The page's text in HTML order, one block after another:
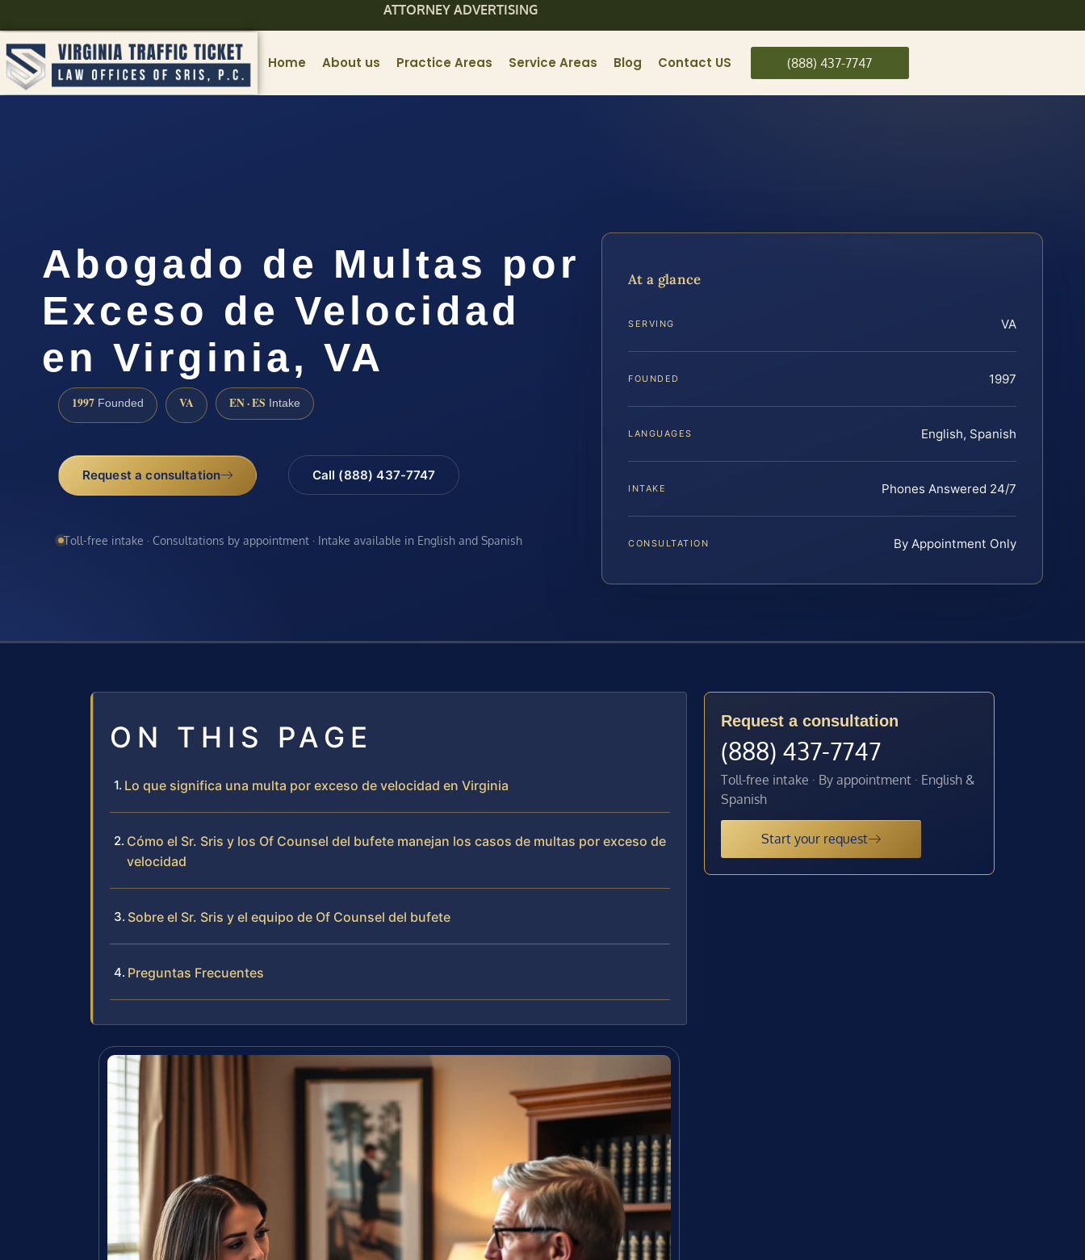
ATTORNEY ADVERTISING
Home About us Practice Areas Service Areas Blog Contact US (888) 437-7747
Abogado de Multas por
Exceso de Velocidad
en Virginia, VA
1997 Founded VA EN · ES Intake
Request a consultation Call (888) 437-7747
Toll-free intake · Consultations by appointment · Intake available in English and Spanish
At a glance
SERVING VA
FOUNDED 1997
LANGUAGES English, Spanish
INTAKE Phones Answered 24/7
CONSULTATION By Appointment Only
ON THIS PAGE
Lo que significa una multa por exceso de velocidad en Virginia
Cómo el Sr. Sris y los Of Counsel del bufete manejan los casos de multas por exceso de
velocidad
Sobre el Sr. Sris y el equipo de Of Counsel del bufete
Preguntas Frecuentes
Request a consultation
(888) 437-7747
Toll-free intake · By appointment · English &
Spanish
Start your request